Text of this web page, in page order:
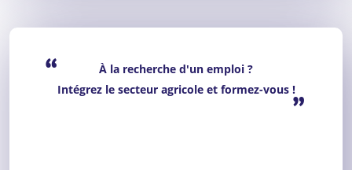
“
À la recherche d'un emploi ?
Intégrez le secteur agricole et formez-vous !”